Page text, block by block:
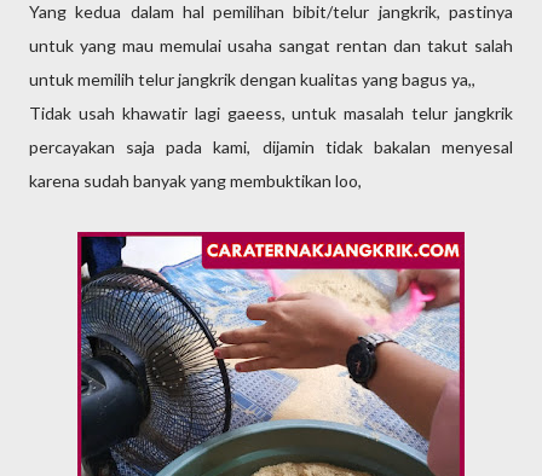
Yang kedua dalam hal pemilihan bibit/telur jangkrik, pastinya
untuk yang mau memulai usaha sangat rentan dan takut salah
untuk memilih telur jangkrik dengan kualitas yang bagus ya,,
Tidak usah khawatir lagi gaeess, untuk masalah telur jangkrik
percayakan saja pada kami, dijamin tidak bakalan menyesal
karena sudah banyak yang membuktikan loo,